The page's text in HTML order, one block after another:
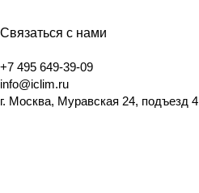
Связаться с нами
+7 495 649-39-09
info@iclim.ru
г. Москва, Муравская 24, подъезд 4